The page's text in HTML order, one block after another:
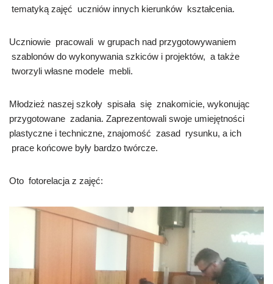
tematyką zajęć uczniów innych kierunków kształcenia.
Uczniowie pracowali w grupach nad przygotowywaniem
szablonów do wykonywania szkiców i projektów, a także
tworzyli własne modele mebli.
Młodzież naszej szkoły spisała się znakomicie, wykonując
przygotowane zadania. Zaprezentowali swoje umiejętności
plastyczne i techniczne, znajomość zasad rysunku, a ich
prace końcowe były bardzo twórcze.
Oto fotorelacja z zajęć: